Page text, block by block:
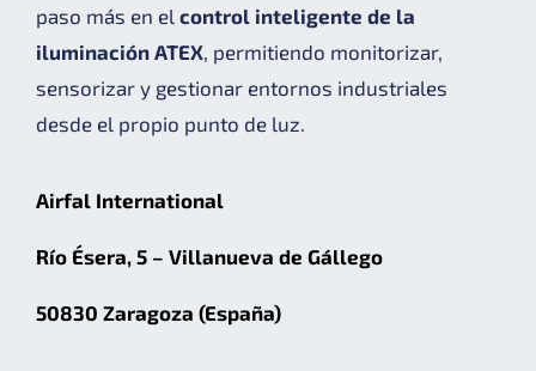
paso más en el control inteligente de la
iluminación ATEX, permitiendo monitorizar,
sensorizar y gestionar entornos industriales
desde el propio punto de luz.
Airfal International
Río Ésera, 5 – Villanueva de Gállego
50830 Zaragoza (España)